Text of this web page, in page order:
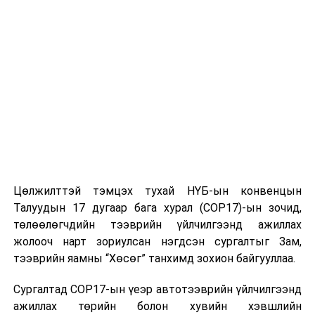
уулзлаа
Цөлжилттэй тэмцэх тухай НҮБ-ын конвенцын
Талуудын 17 дугаар бага хурал (COP17)-ын зочид,
төлөөлөгчдийн тээврийн үйлчилгээнд ажиллах
жолооч нарт зориулсан нэгдсэн сургалтыг Зам,
тээврийн яамны “Хөсөг” танхимд зохион байгууллаа.
Сургалтад COP17-ын үеэр автотээврийн үйлчилгээнд
ажиллах төрийн болон хувийн хэвшлийн